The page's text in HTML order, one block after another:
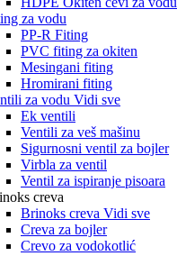
za vodu
PP-R Fiting
PVC fiting za okiten
Mesingani fiting
Hromirani fiting
za vodu Vidi sve
Ek ventili
Ventili za veš mašinu
Sigurnosni ventil za bojler
Virbla za ventil
Ventil za ispiranje pisoara
creva
Brinoks creva Vidi sve
Creva za bojler
Crevo za vodokotlić